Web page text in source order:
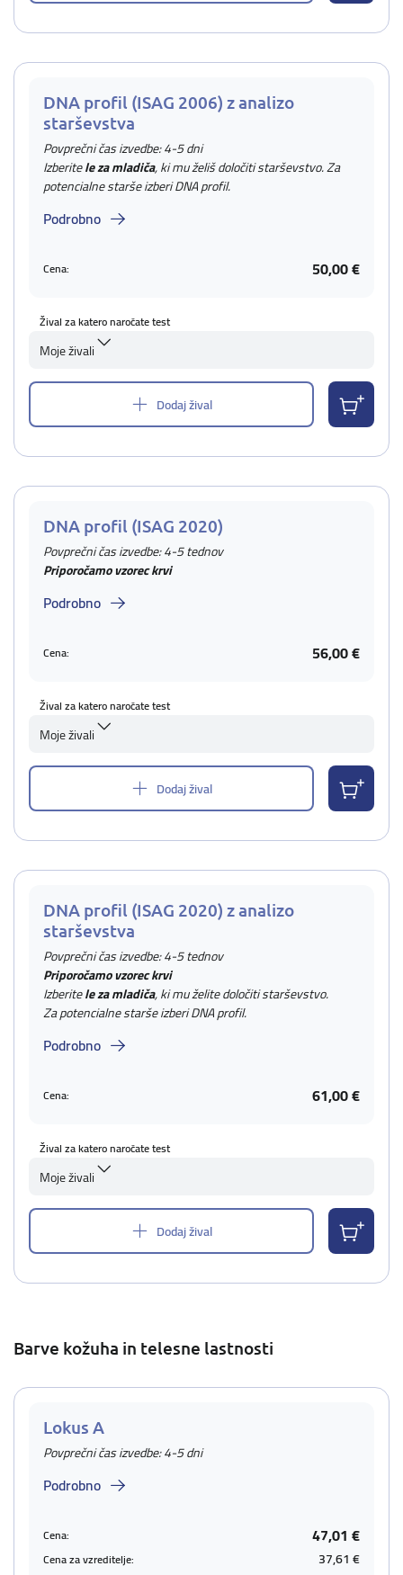
DNA profil (ISAG 2006) z analizo
starševstva
Povprečni čas izvedbe: 4-5 dni
Izberitele za mladiča, ki mu želiš določiti starševstvo. Za
potencialne starše izberi DNA profil.
Podrobno
Cena: 50,00 €
Žival za katero naročate test
Moje živali
Dodaj žival
DNA profil (ISAG 2020)
Povprečni čas izvedbe: 4-5 tednov
Priporočamo vzorec krvi
Podrobno
Cena: 56,00 €
Žival za katero naročate test
Moje živali
Dodaj žival
DNA profil (ISAG 2020) z analizo
starševstva
Povprečni čas izvedbe: 4-5 tednov
Priporočamo vzorec krvi
Izberitele za mladiča, ki mu želite določiti starševstvo.
Za potencialne starše izberi DNA profil.
Podrobno
Cena: 61,00 €
Žival za katero naročate test
Moje živali
Dodaj žival
Barve kožuha in telesne lastnosti
Lokus A
Povprečni čas izvedbe: 4-5 dni
Podrobno
Cena: 47,01 €
Cena za vzreditelje: 37,61 €